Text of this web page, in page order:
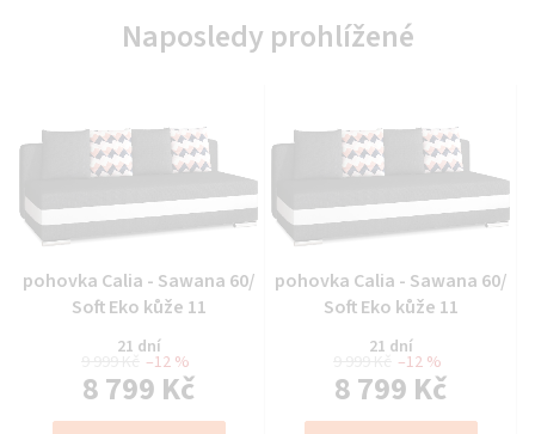
Naposledy prohlížené
Průměrné
hodnocení
produktu
je
0,0
pohovka Calia - Sawana 60/
Soft Eko kůže 11
21 dní
–12 %
8 799 Kč
Měrná
Průměrné
hodnocení
produktu
je
0,0
pohovka Calia - Sawana 60/
Soft Eko kůže 11
21 dní
–12 %
8 799 Kč
Měrná